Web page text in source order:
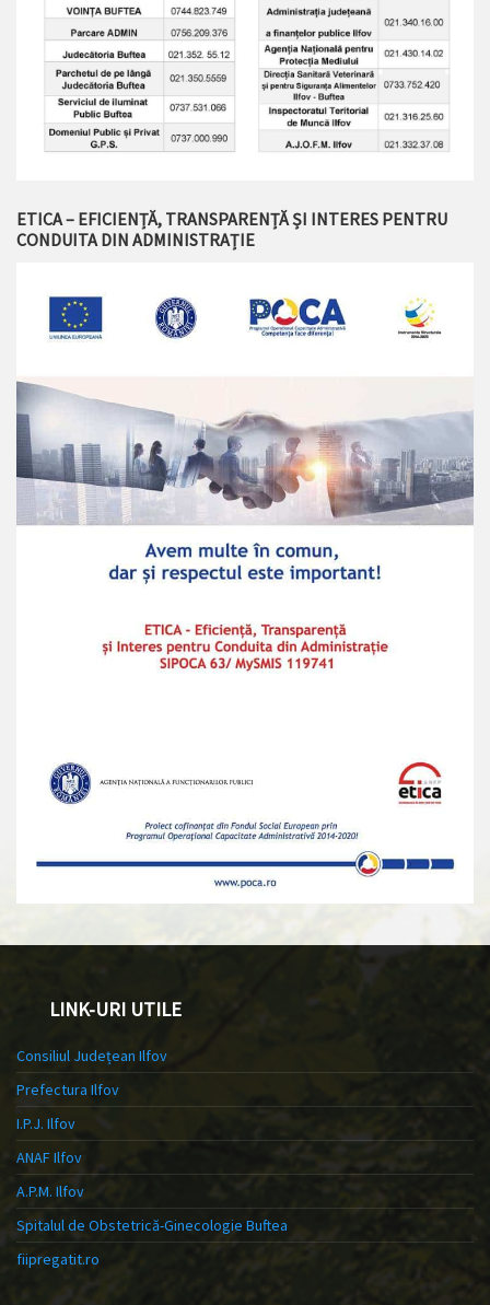
ETICA – EFICIENȚĂ, TRANSPARENȚĂ ȘI INTERES PENTRU
CONDUITA DIN ADMINISTRAȚIE
LINK-URI UTILE
Consiliul Județean Ilfov
Prefectura Ilfov
I.P.J. Ilfov
ANAF Ilfov
A.P.M. Ilfov
Spitalul de Obstetrică-Ginecologie Buftea
fiipregatit.ro